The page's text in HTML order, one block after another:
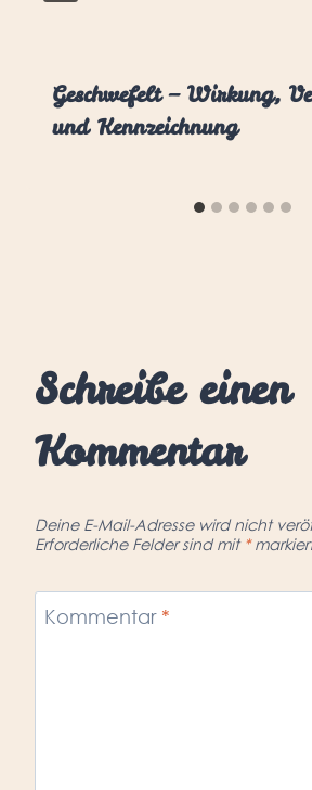
Geschwefelt – Wirkung,
und Kennzeichnung
Schreibe einen
Kommentar
Deine E-Mail-Adresse wird nicht
Erforderliche Felder sind mit *
Kommentar *